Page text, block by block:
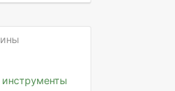
инструменты